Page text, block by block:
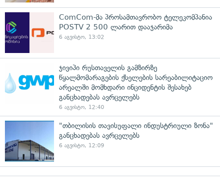
ComCom-მა პროსამთავრობო ტელეკომპანია
POSTV 2 500 ლარით დააჯარიმა
6 აგვისტო, 13:02
ჯივიპი რუსთაველის გამზირზე
წყალმომარაგების ქსელების სარეაბილიტაციო
არეალში მომხდარი ინციდენტის შესახებ
განცხადებას ავრცელებს
6 აგვისტო, 12:40
"თბილისის თავისუფალი ინდუსტრიული ზონა"
განცხადებას ავრცელებს
6 აგვისტო, 12:09